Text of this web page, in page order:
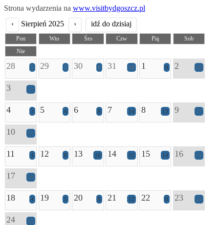
Strona wydarzenia na www.visitbydgoszcz.pl
‹
Sierpień 2025 › idź do dzisiaj
Pon Wto Śro Czw Pią
Sob
Nie
28 5 29 5 30 8 31 10 1 9 2 20
3 11
4 3 5 4 6 8 7 14 8 13 9 17
10 17
11 4 12 8 13 10 14 12 15 14 16 21
17 10
18 4 19 5 20 8 21 12 22 8 23 21
24 12